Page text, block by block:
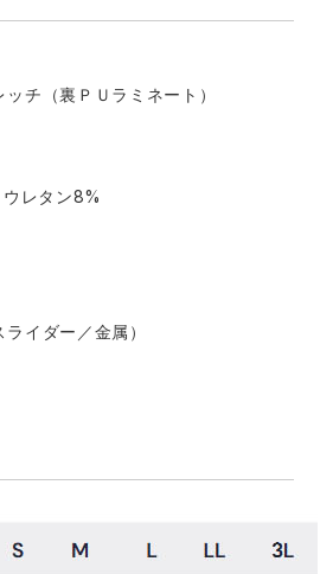
チ（裏ＰＵラミネート）
レタン8%
イダー／金属）